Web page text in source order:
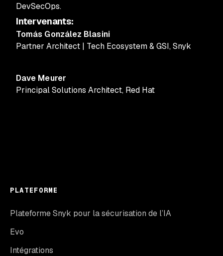
DevSecOps.
Intervenants:
Tomás González Blasini
Partner Architect | Tech Ecosystem & GSI,Snyk
Dave Meurer
Principal Solutions Architect, Red Hat
PLATEFORME
Plateforme Snyk pour la sécurisation de l’IA
Evo
Intégrations